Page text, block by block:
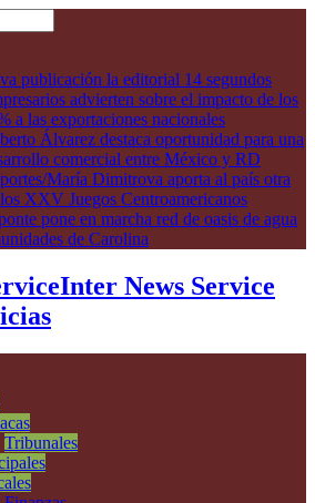
publicación la editorial 14 segundos
advierten sobre el impacto de los
a las exportaciones nacionales
Álvarez destaca oportunidad para una
comercial entre México y RD
María Dimitrova aporta al país otra
XXV Juegos Centroamericanos
pone en marcha red de oasis de agua
de Carolina
Inter News Service
Tribunales